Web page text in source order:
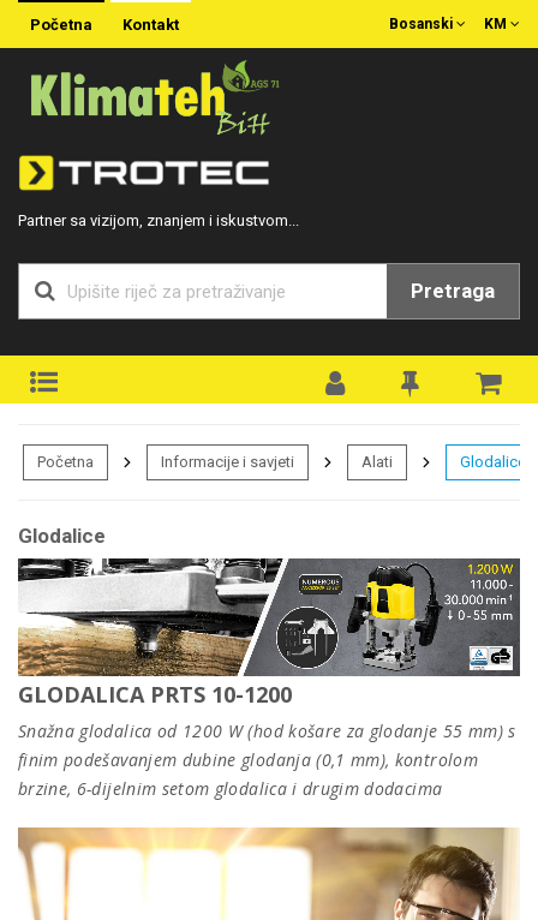
Početna Kontakt KM
Bosanski
Partner sa vizijom, znanjem i iskustvom...
Pretraga
Početna Informacije i savjeti Alati Glodalice
Glodalice